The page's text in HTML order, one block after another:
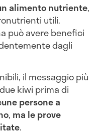
alimento nutriente,
utili.
può avere benefici
dagli
il messaggio più
kiwi prima di
persone a
, ma le prove
.